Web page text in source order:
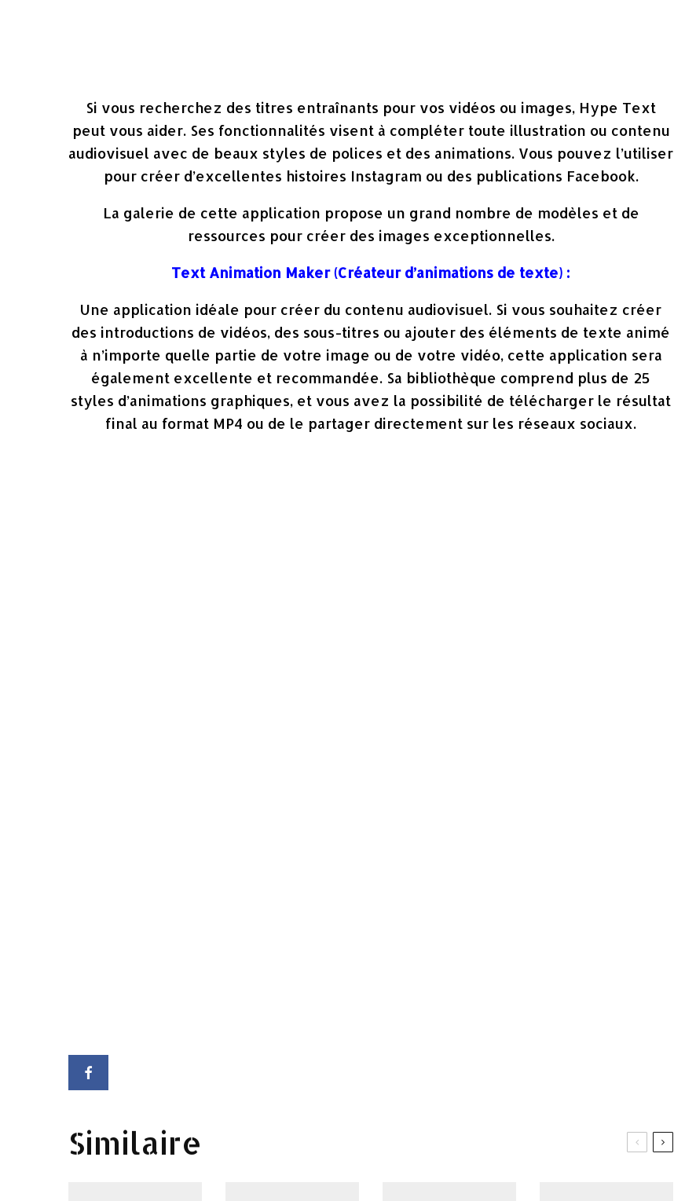
Si vous recherchez des titres entraînants pour vos vidéos ou images, Hype Text
peut vous aider. Ses fonctionnalités visent à compléter toute illustration ou contenu
audiovisuel avec de beaux styles de polices et des animations. Vous pouvez l’utiliser
pour créer d’excellentes histoires Instagram ou des publications Facebook.
La galerie de cette application propose un grand nombre de modèles et de
ressources pour créer des images exceptionnelles.
Text Animation Maker (Créateur d’animations de texte) :
Une application idéale pour créer du contenu audiovisuel. Si vous souhaitez créer
des introductions de vidéos, des sous-titres ou ajouter des éléments de texte animé
à n’importe quelle partie de votre image ou de votre vidéo, cette application sera
également excellente et recommandée. Sa bibliothèque comprend plus de 25
styles d’animations graphiques, et vous avez la possibilité de télécharger le résultat
final au format MP4 ou de le partager directement sur les réseaux sociaux.
Similaire